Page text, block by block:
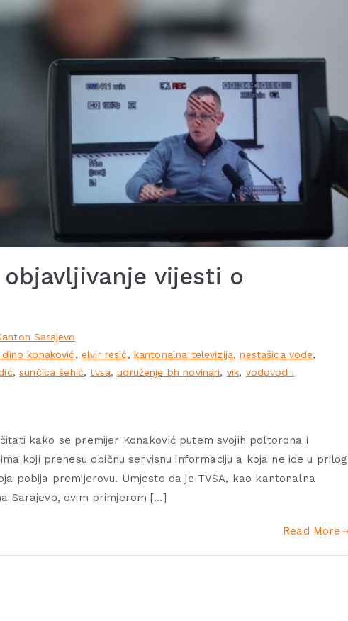
vijesti o
Sarajevo
konaković, elvir resić, kantonalna televizija,nestašica vode,
,sunčica šehić,tvsa,udruženje bh novinari, vik, vodovod i
kako se premijer Konaković putem svojih poltorona i
koji prenesu običnu servisnu informaciju a koja ne ide u prilog
pobija premijerovu. Umjesto da je TVSA, kao kantonalna
Sarajevo, ovim primjerom […]
Read More